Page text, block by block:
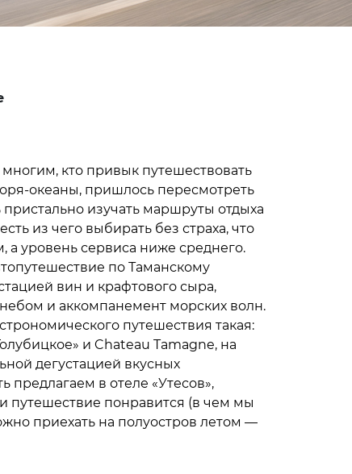
кто привык путешествовать
океаны, пришлось пересмотреть
изучать маршруты отдыха
из чего выбирать без страха, что
а уровень сервиса ниже среднего.
по Таманскому
вин и крафтового сыра,
и аккомпанемент морских волн.
путешествия такая:
и Chateau Tamagne, на
дегустацией вкусных
предлагаем в отеле «Утесов»,
путешествие понравится (в чем мы
приехать на полуостров летом —